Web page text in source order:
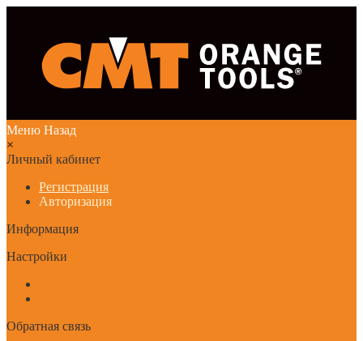
Меню Назад
×
Личный кабинет
Регистрация
Авторизация
Информация
Настройки
Обратная связь